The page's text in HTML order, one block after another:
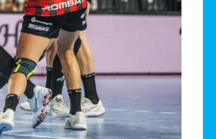
Lengyák György -
atlétika mesteredző
NB I Felnőtt 2025/26